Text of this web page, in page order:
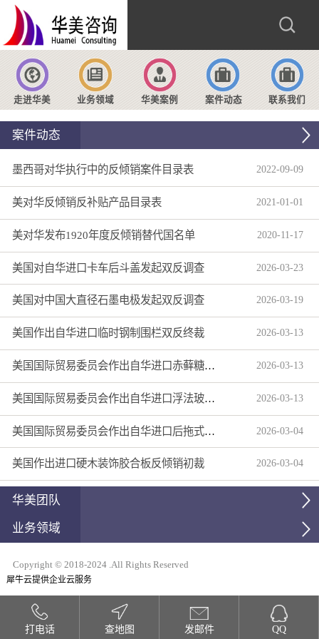
走进华美 业务领域 华美案例 案件动态 联系我们
案件动态
墨西哥对华执行中的反倾销案件目录表 2022-09-09
美对华反倾销反补贴产品目录表 2021 -01 -01
美对华发布1920年度反倾销替代国名单 2020-11 -17
美国对自华进口卡车后斗盖发起双反调查 2026-03-23
美国对中国大直径石墨电极发起双反调查 2026-03-19
美国作出自华进口临时钢制围栏双反终裁 2026-03-13
美国国际贸易委员会作出自华进口赤藓糖醇双反产业损害终裁 2026-03-13
美国国际贸易委员会作出自华进口浮法玻璃制品双反产业损害终裁 2026-03-13
美国国际贸易委员会作出自华进口后拖式草地维护设备及相关零部件第三次反倾销日落复审产业损害终裁 2026-03-04
美国作出进口硬木装饰胶合板反倾销初裁 2026-03-04
华美团队
业务领域
Copyright © 2018-2024 .All Rights Reserved
犀牛云提供企业云服务
打电话 查地图 发邮件 QQ